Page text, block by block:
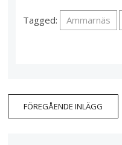
Tagged: Ammarnäs
FÖREGÅENDE INLÄGG